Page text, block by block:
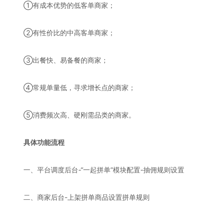
①有成本优势的低客单商家；
②有性价比的中高客单商家；
③出餐快、易备餐的商家；
④常规单量低，寻求增长点的商家；
⑤消费频次高、硬刚需品类的商家。
具体功能流程
一、平台调度后台-“一起拼单”模块配置-抽佣规则设置
二、商家后台-上架拼单商品设置拼单规则